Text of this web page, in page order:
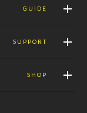
GUIDE
SUPPORT
SHOP